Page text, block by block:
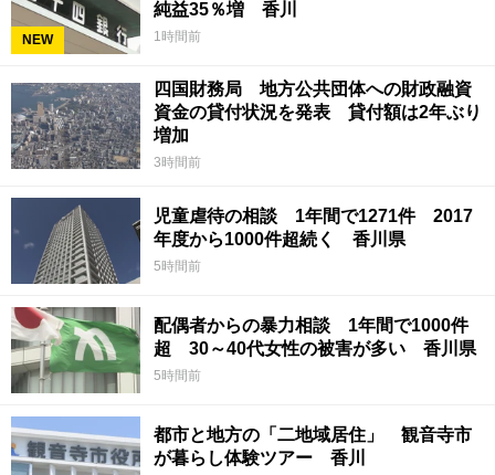
NEW
純益35％増 香川
1時間前
四国財務局 地方公共団体への財政融資
資金の貸付状況を発表 貸付額は2年ぶり
増加
3時間前
児童虐待の相談 1年間で1271件 2017
年度から1000件超続く 香川県
5時間前
配偶者からの暴力相談 1年間で1000件
超 30～40代女性の被害が多い 香川県
5時間前
都市と地方の「二地域居住」 観音寺市
が暮らし体験ツアー 香川